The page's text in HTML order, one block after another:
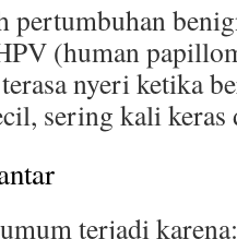
pertumbuhan
(human
nyeri ketika
sering kali keras
terjadi karena: